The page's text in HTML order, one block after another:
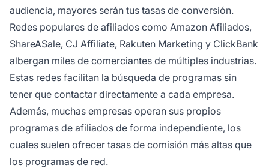
audiencia, mayores serán tus tasas de conversión.
Redes populares de afiliados como Amazon Afiliados,
ShareASale, CJ Affiliate, Rakuten Marketing y ClickBank
albergan miles de comerciantes de múltiples industrias.
Estas redes facilitan la búsqueda de programas sin
tener que contactar directamente a cada empresa.
Además, muchas empresas operan sus propios
programas de afiliados de forma independiente, los
cuales suelen ofrecer tasas de comisión más altas que
los programas de red.